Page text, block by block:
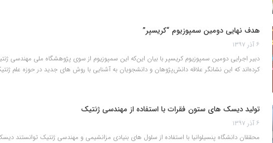
هدف نهایی دومین سمپوزیوم “کریسپر”
۶ آذر ۱۳۹۷
کرده‌اند که این نشانگر علاقه دانش‌پژوهان و دانشجویان به آشنایی با روش های جدید در حوزه علم
تولید دیسک های ستون فقرات با استفاده از مهندسی ژنتیک
۶ آذر ۱۳۹۷
محققان دانشگاه پنسیلوانیا با استفاده از سلول های بنیادی مزانشیمی و مهندسی ژنتیک توانستند